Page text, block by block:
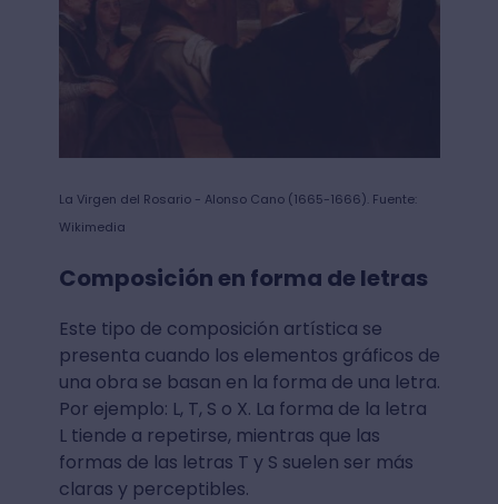
La Virgen del Rosario - Alonso Cano (1665-1666). Fuente:
Wikimedia
Composición en forma de letras
Este tipo de composición artística se
presenta cuando los elementos gráficos de
una obra se basan en la forma de una letra.
Por ejemplo: L, T, S o X. La forma de la letra
L tiende a repetirse, mientras que las
formas de las letras T y S suelen ser más
claras y perceptibles.